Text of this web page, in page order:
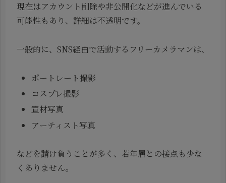
現在はアカウント削除や非公開化などが進んでいる
可能性もあり、詳細は不透明です。
一般的に、SNS経由で活動するフリーカメラマンは、
ポートレート撮影
コスプレ撮影
宣材写真
アーティスト写真
などを請け負うことが多く、若年層との接点も少な
くありません。